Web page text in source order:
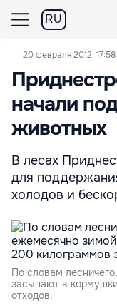
RU
20 февраля 2012, 17:58
начали
животных
В лесах
для
холодов и
По словам
засыпают в
отходов.